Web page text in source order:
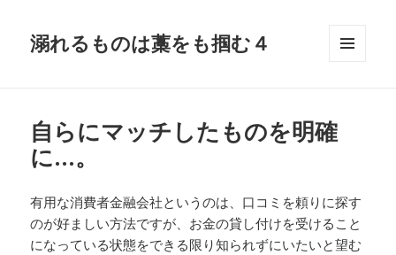
溺れるものは藁をも掴む４
自らにマッチしたものを明確
に…。
有用な消費者金融会社というのは、口コミを頼りに探す
のが好ましい方法ですが、お金の貸し付けを受けること
になっている状態をできる限り知られずにいたいと望む